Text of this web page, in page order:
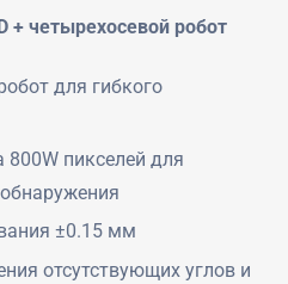
+ четырехосевой робот
для гибкого
пикселей для
±0.15 мм
отсутствующих углов и